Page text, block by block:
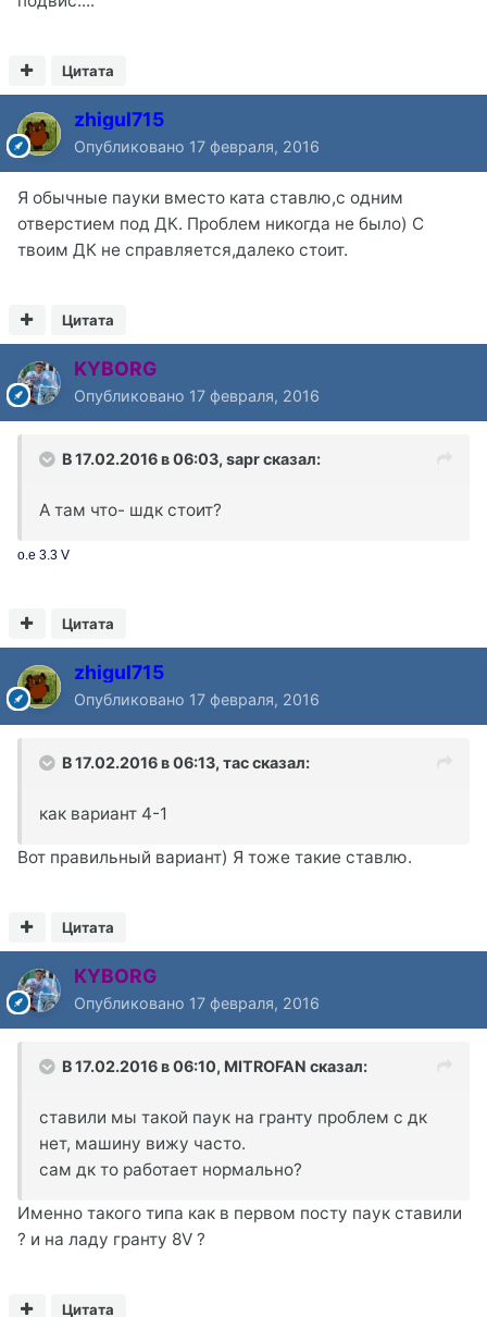
Цитата
zhigul715
Опубликовано 17 февраля, 2016
Я обычные пауки вместо ката ставлю,с одним
отверстием под ДК. Проблем никогда не было) С
твоим ДК не справляется,далеко стоит.
Цитата
KYBORG
Опубликовано 17 февраля, 2016
В 17.02.2016 в 06:03, sapr сказал:
А там что- шдк стоит?
о.е 3.3 V
Цитата
zhigul715
Опубликовано 17 февраля, 2016
В 17.02.2016 в 06:13, тас сказал:
как вариант 4-1
Вот правильный вариант) Я тоже такие ставлю.
Цитата
KYBORG
Опубликовано 17 февраля, 2016
В 17.02.2016 в 06:10, MITROFAN сказал:
ставили мы такой паук на гранту проблем с дк
нет, машину вижу часто.
сам дк то работает нормально?
Именно такого типа как в первом посту паук ставили
? и на ладу гранту 8V ?
Цитата